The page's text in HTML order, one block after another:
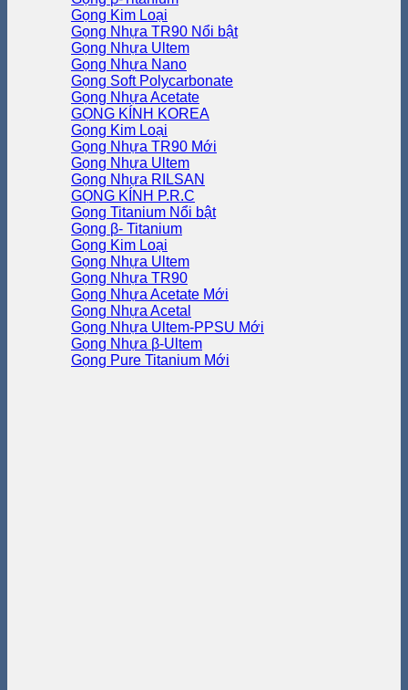
Gọng Kim Loại
Gọng Nhựa TR90
Gọng Nhựa Ultem
Gọng Nhựa Nano
Gọng Soft Polycarbonate
Gọng Nhựa Acetate
GỌNG KÍNH KOREA
Gọng Kim Loại
Gọng Nhựa TR90
Gọng Nhựa Ultem
Gọng Nhựa RILSAN
GỌNG KÍNH P.R.C
Gọng Titanium
Gọng β- Titanium
Gọng Kim Loại
Gọng Nhựa Ultem
Gọng Nhựa TR90
Gọng Nhựa Acetate
Gọng Nhựa Acetal
Gọng Nhựa Ultem-PPSU
Gọng Nhựa β-Ultem
Gọng Pure Titanium